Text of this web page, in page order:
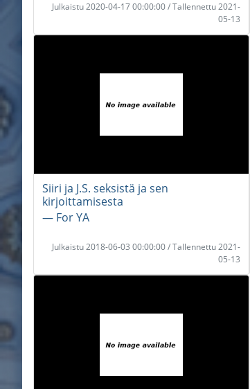
Julkaistu 2020-04-17 00:00:00 / Tallennettu 2021-
05-13
Siiri ja J.S. seksistä ja sen
kirjoittamisesta
― For YA
Julkaistu 2018-06-03 00:00:00 / Tallennettu 2021-
05-13